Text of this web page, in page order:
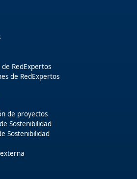
RedExpertos
de RedExpertos
de proyectos
Sostenibilidad
Sostenibilidad